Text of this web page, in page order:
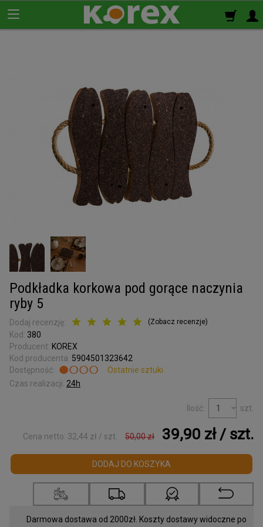
Płyty korkowe
Rolki korkowe
Podkład korkowy
pod panele
Korek izolacyjny
Izolacja termiczno-akustyczna
do terrarium
Wyprzedaż
wykończeniowe
Akcesoria
Tablice w ramce
Korek dylatacyjny
Korki do butelek
Podkładka korkowa pod gorące naczynia
ryby 5
Dodaj recenzję: (Zobacz recenzje)
Kod: 380
Producent: KOREX
Kod producenta: 5904501323642
Dostępność:
Ostatnie sztuki
Czas realizacji: 24h
Ilość: szt.
Cena netto: 32,44 zł / szt. 50,00 zł 39,90 zł/ szt.
DODAJ DO KOSZYKA
Darmowa dostawa od 2000zł. Koszty dostawy widoczne po